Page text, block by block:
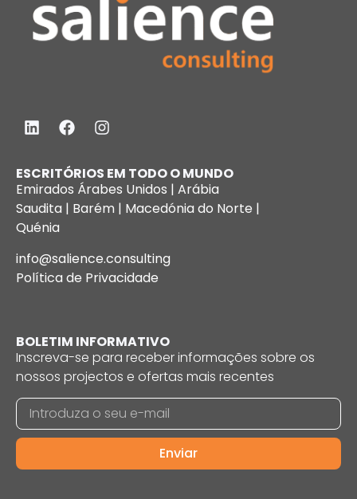
ESCRITÓRIOS EM TODO O MUNDO
Emirados Árabes Unidos | Arábia
Saudita | Barém | Macedónia do Norte |
Quénia
info@salience.consulting
Política de Privacidade
BOLETIM INFORMATIVO
Inscreva-se para receber informações sobre os
nossos projectos e ofertas mais recentes
Enviar